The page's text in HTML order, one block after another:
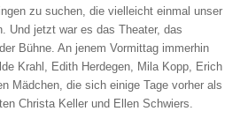
zu suchen, die vielleicht einmal unser
Und jetzt war es das Theater, das
Bühne. An jenem Vormittag immerhin
Krahl, Edith Herdegen, Mila Kopp, Erich
Mädchen, die sich einige Tage vorher als
Christa Keller und Ellen Schwiers.